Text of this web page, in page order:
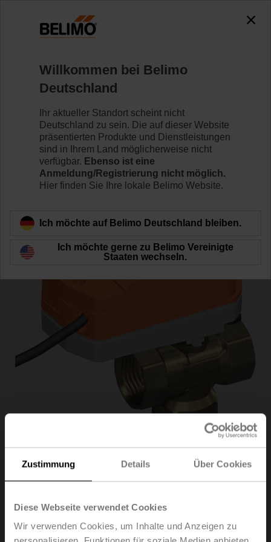
Zustimmung Details Über Cookies
Diese Webseite verwendet Cookies
Wir verwenden Cookies, um Inhalte und Anzeigen zu
C325Q-J/CQK24A-MPL/Z
Mehr erfahren
Zurück zur Produktkategorie
C325Q-J/CQK24A-
MPL/Z
Willkommen bei Belimo
Deutschland
Ihr aktueller Standort scheint nicht
Deutschland zu sein. Die auf dieser Website
präsentierten Produkte und Dienstleistungen
sind in Ihrem Land möglicherweise nicht
verfügbar. Ebenso ist eine
Anmeldung/Registrierung nicht möglich.
Hier finden Sie Ihre lokale Belimo Website.
Ich möchte auf Belimo Deutschland bleiben.
Ich möchte gerne zu Belimo Vereinigte
Staaten wechseln.